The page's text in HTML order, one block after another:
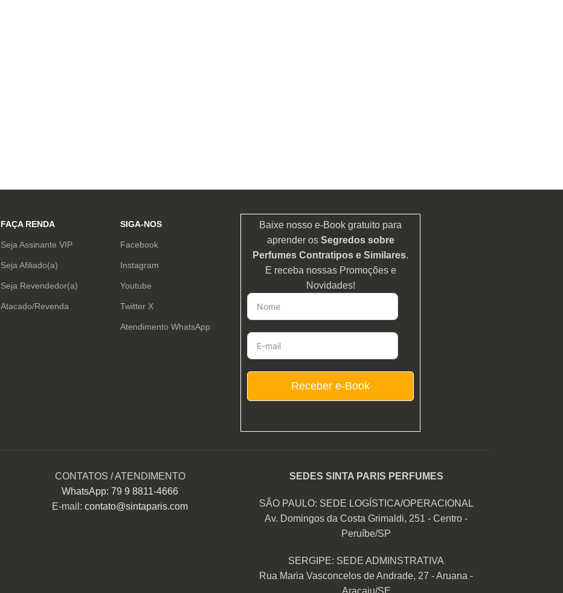
FAÇA RENDA
Seja Assinante VIP
Seja Afiliado(a)
Seja Revendedor(a)
Atacado/Revenda
SIGA-NOS
Facebook
Instagram
Youtube
Twitter X
Atendimento WhatsApp
Baixe nosso e-Book gratuito para
aprender os Segredos sobre
Perfumes Contratipos e Similares.
E receba nossas Promoções e
Novidades!
Receber e-Book
CONTATOS / ATENDIMENTO
WhatsApp: 79 9 8811-4666
E-mail:contato@sintaparis.com
SEDES SINTA PARIS PERFUMES
SÃO PAULO: SEDE LOGÍSTICA/OPERACIONAL
Av. Domingos da Costa Grimaldi, 251 - Centro -
Peruíbe/SP
SERGIPE: SEDE ADMINSTRATIVA
Rua Maria Vasconcelos de Andrade, 27 - Aruana -
Aracaju/SE